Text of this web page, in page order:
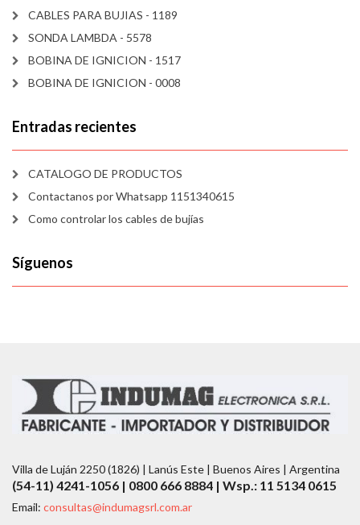
CABLES PARA BUJIAS - 1189
SONDA LAMBDA - 5578
BOBINA DE IGNICION - 1517
BOBINA DE IGNICION - 0008
Entradas recientes
CATALOGO DE PRODUCTOS
Contactanos por Whatsapp 1151340615
Como controlar los cables de bujías
Síguenos
Villa de Luján 2250 (1826) | Lanús Este | Buenos Aires | Argentina
(54-11) 4241-1056 | 0800 666 8884 | Wsp.: 11 5134 0615
Email: consultas@indumagsrl.com.ar